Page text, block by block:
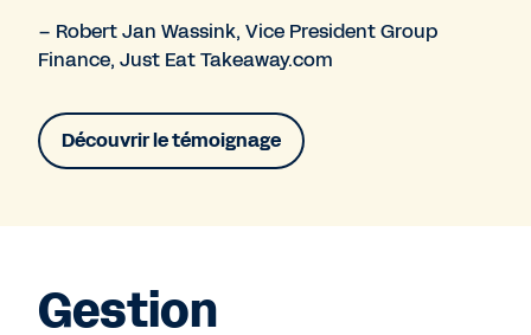
– Robert Jan Wassink, Vice President Group
Finance, Just Eat Takeaway.com
Découvrir le témoignage
Gestion